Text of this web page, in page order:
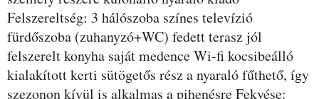
Felszereltség: 3 hálószoba színes televízió
fürdőszoba (zuhanyzó+WC) fedett terasz jól
felszerelt konyha saját medence Wi-fi kocsibeálló
kialakított kerti sütögetős rész a nyaraló fűthető, így
szezonon kívül is alkalmas a pihenésre Fekvése: